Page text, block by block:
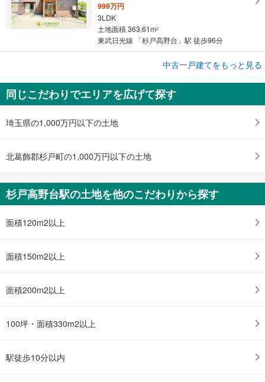
999万円
3LDK
土地面積 363.61m2
東武日光線 「杉戸高野台」駅 徒歩96分
北葛飾郡杉戸町大字本島
780万円
3DK
土地面積 105.3m
東武日光線 「杉戸高野台」駅 徒歩47分
中古一戸建てをもっと見る
同じこだわりでエリアを広げて探す
埼玉県の1,000万円以下の土地
北葛飾郡杉戸町の1,000万円以下の土地
杉戸高野台駅の土地を他のこだわりから探す
面積120m2以上
面積150m2以上
面積200m2以上
100坪・面積330m2以上
駅徒歩10分以内